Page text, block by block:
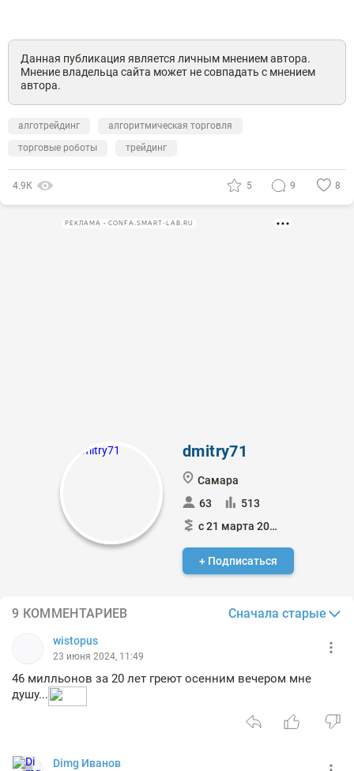
Данная публикация является личным мнением автора.
Мнение владельца сайта может не совпадать с мнением
автора.
алготрейдинг
алгоритмическая торговля
торговые роботы
трейдинг
4.9К 5 9 8
РЕКЛАМА • CONFA.SMART-LAB.RU
dmitry71
Самара
63
513
с 21 марта 2019
+ Подписаться
9 КОММЕНТАРИЕВ Сначала старые
wistopus
23 июня 2024, 11:49
46 милльонов за 20 лет греют осенним вечером мне
душу...
Dimg Иванов